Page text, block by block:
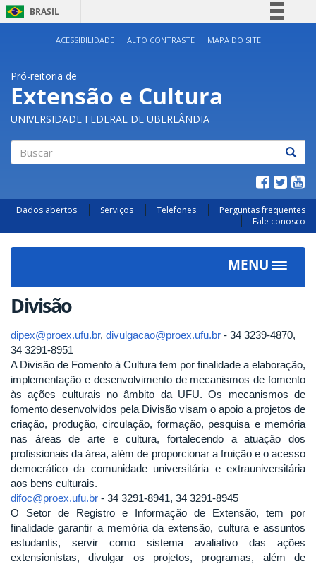
BRASIL
Acesso à informação
Legislação
Canais
ACESSIBILIDADE ALTO CONTRASTE MAPA DO SITE
Pró-reitoria de
Extensão e Cultura
UNIVERSIDADE FEDERAL DE UBERLÂNDIA
Dados abertos Serviços Telefones
Perguntas frequentes
Fale conosco
MENU
Toggle
Divisão
dipex@proex.ufu.br, divulgacao@proex.ufu.br - 34 3239-4870,
34 3291-8951
A Divisão de Fomento à Cultura tem por finalidade a elaboração,
implementação e desenvolvimento de mecanismos de fomento
às ações culturais no âmbito da UFU. Os mecanismos de
fomento desenvolvidos pela Divisão visam o apoio a projetos de
criação, produção, circulação, formação, pesquisa e memória
nas áreas de arte e cultura, fortalecendo a atuação dos
profissionais da área, além de proporcionar a fruição e o acesso
democrático da comunidade universitária e extrauniversitária
aos bens culturais.
difoc@proex.ufu.br - 34 3291-8941, 34 3291-8945
O Setor de Registro e Informação de Extensão, tem por
finalidade garantir a memória da extensão, cultura e assuntos
estudantis, servir como sistema avaliativo das ações
extensionistas, divulgar os projetos, programas, além de